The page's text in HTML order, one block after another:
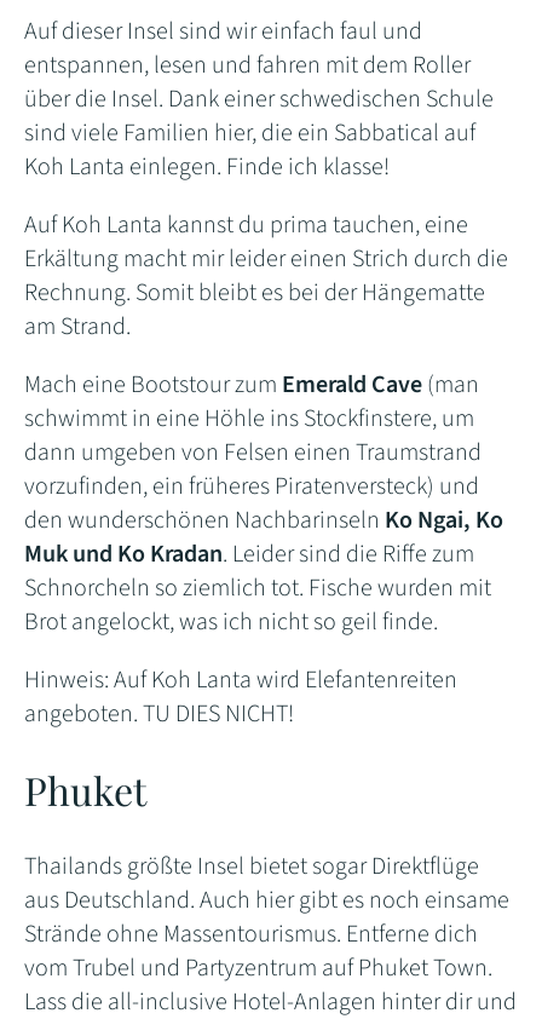
Auf dieser Insel sind wir einfach faul und
entspannen, lesen und fahren mit dem Roller
über die Insel. Dank einer schwedischen Schule
sind viele Familien hier, die ein Sabbatical auf
Koh Lanta einlegen. Finde ich klasse!
Auf Koh Lanta kannst du prima tauchen, eine
Erkältung macht mir leider einen Strich durch die
Rechnung. Somit bleibt es bei der Hängematte
am Strand.
Mach eine Bootstour zum Emerald Cave(man
schwimmt in eine Höhle ins Stockfinstere, um
dann umgeben von Felsen einen Traumstrand
vorzufinden, ein früheres Piratenversteck) und
den wunderschönen Nachbarinseln Ko Ngai, Ko
Muk und Ko Kradan. Leider sind die Riffe zum
Schnorcheln so ziemlich tot. Fische wurden mit
Brot angelockt, was ich nicht so geil finde.
Hinweis: Auf Koh Lanta wird Elefantenreiten
angeboten. TU DIES NICHT!
Phuket
Thailands größte Insel bietet sogar Direktflüge
aus Deutschland. Auch hier gibt es noch einsame
Strände ohne Massentourismus. Entferne dich
vom Trubel und Partyzentrum auf Phuket Town.
Lass die all-inclusive Hotel-Anlagen hinter dir und